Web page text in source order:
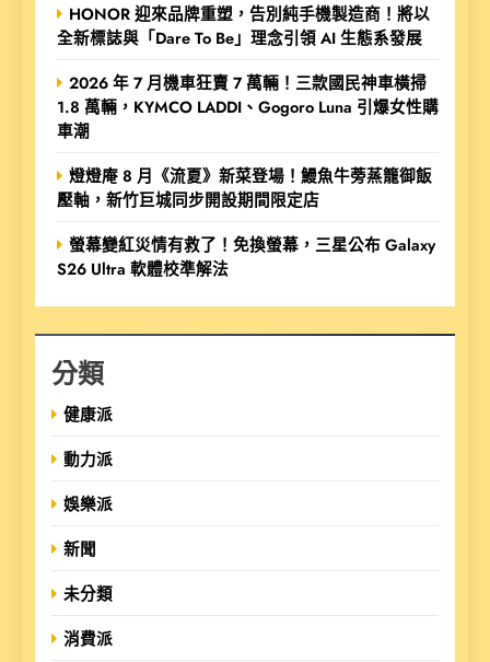
HONOR 迎來品牌重塑，告別純手機製造商！將以
全新標誌與「Dare To Be」理念引領 AI 生態系發展
2026 年 7 月機車狂賣 7 萬輛！三款國民神車橫掃
1.8 萬輛，KYMCO LADDI、Gogoro Luna 引爆女性購
車潮
燈燈庵 8 月《流夏》新菜登場！鰻魚牛蒡蒸籠御飯
壓軸，新竹巨城同步開設期間限定店
螢幕變紅災情有救了！免換螢幕，三星公布 Galaxy
S26 Ultra 軟體校準解法
分類
健康派
動力派
娛樂派
新聞
未分類
消費派